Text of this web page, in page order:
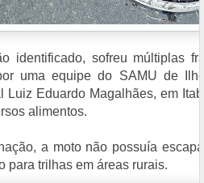
identificado, sofreu múltiplas
uma equipe do SAMU de
Luiz Eduardo Magalhães, em
alimentos.
a moto não possuía
para trilhas em áreas rurais.